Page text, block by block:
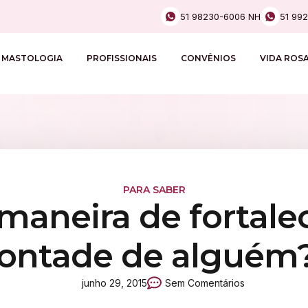
51 98230-6006 NH 51
MASTOLOGIA PROFISSIONAIS CONVÊNIOS VIDA
PARA SABER
de
de
junho 29, 2015 Sem Comentários